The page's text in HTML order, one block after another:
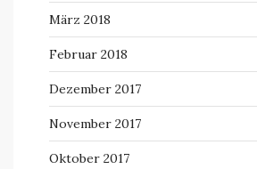
März 2018
Februar 2018
Dezember 2017
November 2017
Oktober 2017